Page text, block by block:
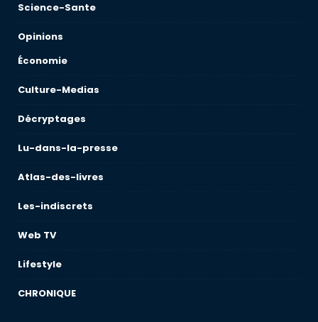
Science-Sante
Opinions
Économie
Culture-Medias
Décryptages
Lu-dans-la-presse
Atlas-des-livres
Les-indiscrets
Web TV
Lifestyle
CHRONIQUE